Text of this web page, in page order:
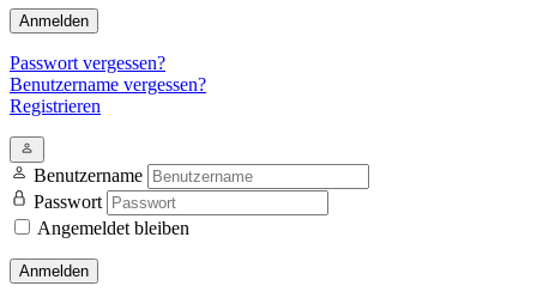
Anmelden
Passwort vergessen?
Benutzername vergessen?
Registrieren
Benutzername
Passwort
Angemeldet bleiben
Anmelden